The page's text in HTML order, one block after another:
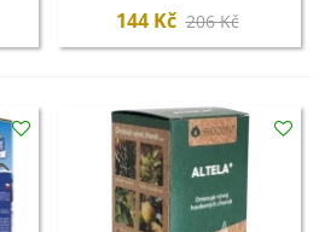
144 Kč 206 Kč